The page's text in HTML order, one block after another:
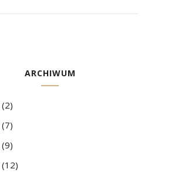
ARCHIWUM
(2)
(7)
(9)
(12)